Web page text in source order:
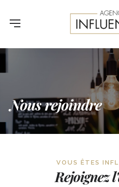
Nous rejoindre
VOUS ÊTES
Rejoignez